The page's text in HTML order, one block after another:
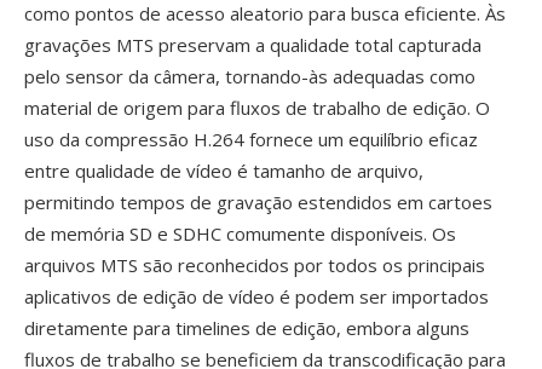
como pontos de acesso aleatorio para busca eficiente. Às
gravações MTS preservam a qualidade total capturada
pelo sensor da câmera, tornando-às adequadas como
material de origem para fluxos de trabalho de edição. O
uso da compressão H.264 fornece um equilíbrio eficaz
entre qualidade de vídeo é tamanho de arquivo,
permitindo tempos de gravação estendidos em cartoes
de memória SD e SDHC comumente disponíveis. Os
arquivos MTS são reconhecidos por todos os principais
aplicativos de edição de vídeo é podem ser importados
diretamente para timelines de edição, embora alguns
fluxos de trabalho se beneficiem da transcodificação para